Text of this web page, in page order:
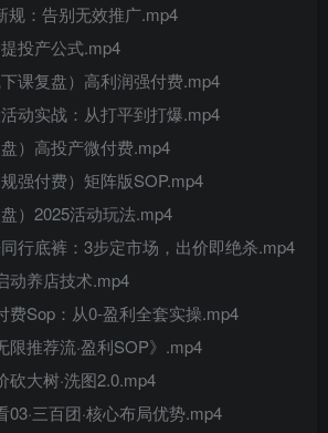
规：告别无效推广.mp4
投产公式.mp4
课复盘）高利润强付费.mp4
动实战：从打平到打爆.mp4
）高投产微付费.mp4
强付费）矩阵版SOP.mp4
）2025活动玩法.mp4
行底裤：3步定市场，出价即绝杀.mp4
动养店技术.mp4
费Sop：从0-盈利全套实操.mp4
限推荐流·盈利SOP》.mp4
砍大树·洗图2.0.mp4
三百团·核心布局优势.mp4